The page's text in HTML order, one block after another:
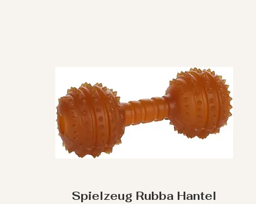
Spielzeug Rubba Hantel